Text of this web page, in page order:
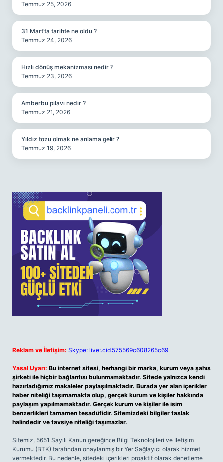
Temmuz 25, 2026
31 Mart’ta tarihte ne oldu ?
Temmuz 24, 2026
Hızlı dönüş mekanizması nedir ?
Temmuz 23, 2026
Amberbu pilavı nedir ?
Temmuz 21, 2026
Yıldız tozu olmak ne anlama gelir ?
Temmuz 19, 2026
Reklam ve İletişim: Skype: live:.cid.575569c608265c69
Yasal Uyarı: Bu internet sitesi, herhangi bir marka, kurum veya şahıs
şirketi ile hiçbir bağlantısı bulunmamaktadır. Sitede yalnızca kendi
hazırladığımız makaleler paylaşılmaktadır. Burada yer alan içerikler
haber niteliği taşımamakta olup, gerçek kurum ve kişiler hakkında
paylaşım yapılmamaktadır. Gerçek kurum ve kişiler ile isim
benzerlikleri tamamen tesadüfidir. Sitemizdeki bilgiler taslak
halindedir ve tavsiye niteliği taşımazlar.
Sitemiz, 5651 Sayılı Kanun gereğince Bilgi Teknolojileri ve İletişim
Kurumu (BTK) tarafından onaylanmış bir Yer Sağlayıcı olarak hizmet
vermektedir. Bu nedenle, sitedeki içerikleri proaktif olarak denetleme